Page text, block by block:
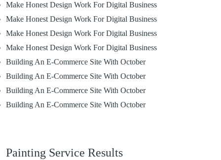
Make Honest Design Work For Digital Business
Make Honest Design Work For Digital Business
Make Honest Design Work For Digital Business
Make Honest Design Work For Digital Business
Building An E-Commerce Site With October
Building An E-Commerce Site With October
Building An E-Commerce Site With October
Building An E-Commerce Site With October
Painting Service Results